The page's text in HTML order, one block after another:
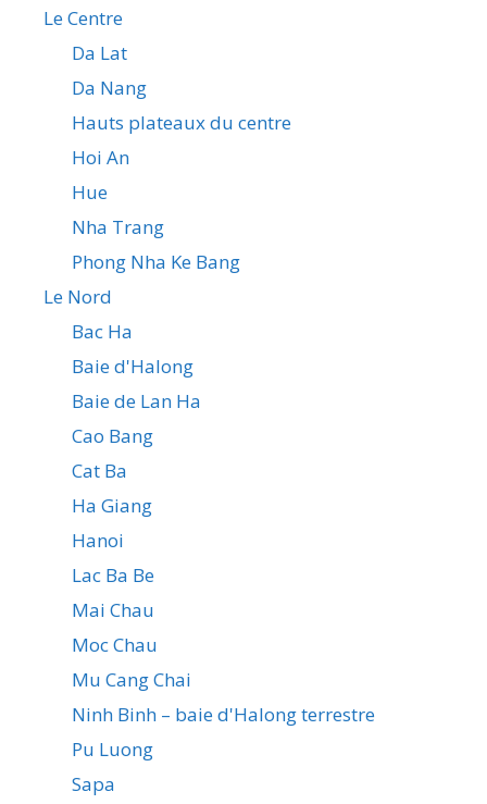
Le Centre
Da Lat
Da Nang
Hauts plateaux du centre
Hoi An
Hue
Nha Trang
Phong Nha Ke Bang
Le Nord
Bac Ha
Baie d'Halong
Baie de Lan Ha
Cao Bang
Cat Ba
Ha Giang
Hanoi
Lac Ba Be
Mai Chau
Moc Chau
Mu Cang Chai
Ninh Binh – baie d'Halong terrestre
Pu Luong
Sapa